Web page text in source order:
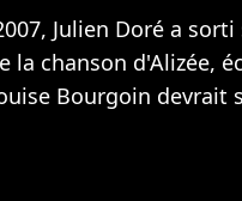
Julien Doré a
la chanson d'Alizée,
Bourgoin devrait